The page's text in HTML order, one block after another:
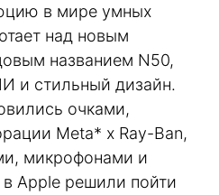
в мире умных
над новым
названием N50,
и стильный дизайн.
очками,
Meta* x Ray-Ban,
микрофонами и
Apple решили пойти